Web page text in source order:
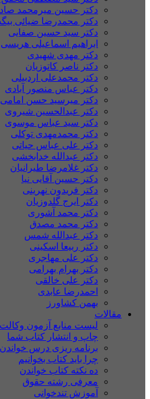
دکتر حسین میرمحمد
دکتر محمدرضا ضیائی
دکتر سید حسین صفایی
ابراهیم اسماعیلی هریسی
دکتر مهدی شهیدی
دکتر ناصر کاتوزیان
دکتر محمدعلی اردبیلی
دکتر عباس منصور آبادی
دکتر میرسید حسن امامی
دکتر عبدالحسین شیروی
دکتر سید عباس موسوی
دکتر محمدمهدی توکلی
دکتر علی عباس حیاتی
دکتر عبدالله خدابخشی
دکتر غلامرضا طیرانیان
دکتر حسین آقایی نیا
دکتر فریدون نهرینی
دکتر ایرج گلدوزیان
دکتر محمد آشوری
دکتر محمد مصدق
دکتر عبدالله شمس
دکتر ربیعا اسکینی
دکتر علی مهاجری
دکتر بهرام بهرامی
دکتر علی خالقی
احمدرضا عابدی
بهمن کشاورز
مقالات
لیست منابع آزمون وکالت
چاپ و انتشار کتاب شما
برنامه ریزی درس خواندن
چرا باید کتاب بخوانیم
ده نکته کتاب خواندن
معرفی رشته حقوق
آموزش تندخوانی